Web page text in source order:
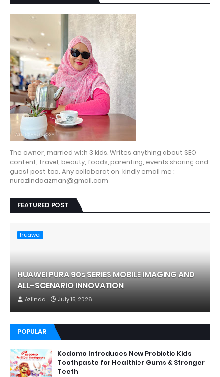
The owner, married with 3 kids. Writes anything about SEO
content, travel, beauty, foods, parenting, events sharing and
guest post too. Any collaboration, kindly email me :
nurazlindaazman@gmail.com
FEATURED POST
huawei
HUAWEI PURA 90s SERIES MOBILE IMAGING AND
ALL-SCENARIO INNOVATION
Azlinda July 15, 2026
POPULAR
Kodomo Introduces New Probiotic Kids
Toothpaste for Healthier Gums & Stronger
Teeth